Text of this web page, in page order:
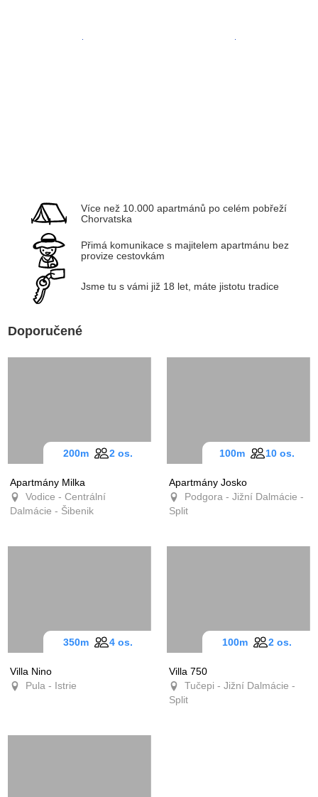
Více než 10.000 apartmánů po celém pobřeží
Chorvatska
Přimá komunikace s majitelem apartmánu bez
provize cestovkám
Jsme tu s vámi již 18 let, máte jistotu tradice
Doporučené
Apartmány Milka
Vodice - Centrální
Dalmácie - Šibenik
200m 2 os.
Apartmány Josko
Podgora - Jižní Dalmácie -
Split
100m 10 os.
Villa Nino
Pula - Istrie
350m 4 os.
Villa 750
Tučepi - Jižní Dalmácie -
Split
100m 2 os.